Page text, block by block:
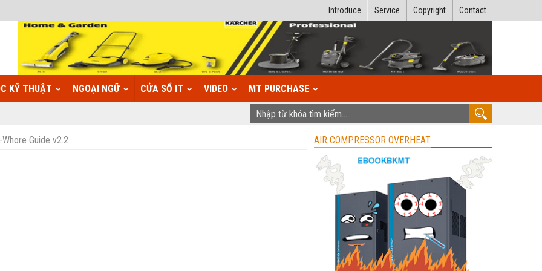
Contact
Copyright
Service
Introduce
KỸ THUẬT NGOẠI NGỮ CỬA SỔ IT VIDEO MT PURCHASE
Guide v2.2 AIR COMPRESSOR OVERHEAT